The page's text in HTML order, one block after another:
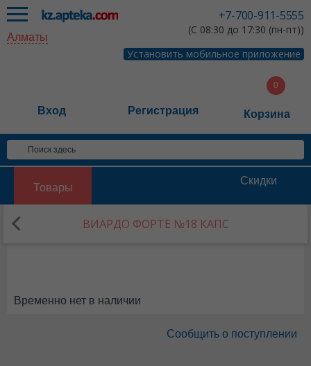
+7-700-911-5555
(С 08:30 до 17:30 (пн-пт))
Установить мобильное приложение
Алматы
Вход Регистрация Корзина
Товары
Скидки
ВИАРДО ФОРТЕ №18 КАПС
Временно нет в наличии
Сообщить о поступлении